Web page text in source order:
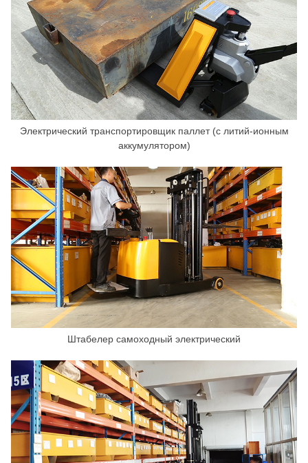
Электрический транспортировщик паллет (с литий-ионным
аккумулятором)
Штабелер самоходный электрический